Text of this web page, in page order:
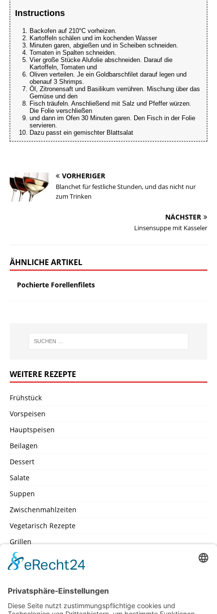
Instructions
Backofen auf 210°C vorheizen.
Kartoffeln schälen und im kochenden Wasser
Minuten garen, abgießen und in Scheiben schneiden.
Tomaten in Spalten schneiden.
Vier große Stücke Alufolie abschneiden. Darauf die
Kartoffeln, Tomaten und
Oliven verteilen. Je ein Goldbarschfilet darauf legen und
obenauf 3 Shrimps.
Öl, Zitronensaft und Basilikum verrühren. Mischung über das
Gemüse und den
Fisch träufeln. Anschließend mit Salz und Pfeffer würzen.
Die Folie verschließen
und dann im Ofen 30 Minuten garen. Den Fisch in der Folie
servieren.
Dazu passt ein gemischter Blattsalat
VORHERIGER
Blanchet für festliche Stunden, und das nicht nur
zum Trinken
NÄCHSTER
Linsensuppe mit Kasseler
ÄHNLICHE ARTIKEL
Pochierte Forellenfilets
WEITERE REZEPTE
Frühstück
Vorspeisen
Hauptspeisen
Beilagen
Dessert
Salate
Suppen
Zwischenmahlzeiten
Vegetarisch Rezepte
Grillen
SEITEN
Datenschutz
Impressum